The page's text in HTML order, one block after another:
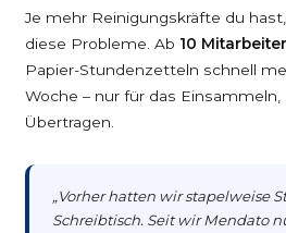
Je mehr Reinigungskräfte du
diese Probleme. Ab 10
Papier-Stundenzetteln schnell
Woche – nur für das
Übertragen.
„Vorher hatten wir stapelweise
Schreibtisch. Seit wir Mendato